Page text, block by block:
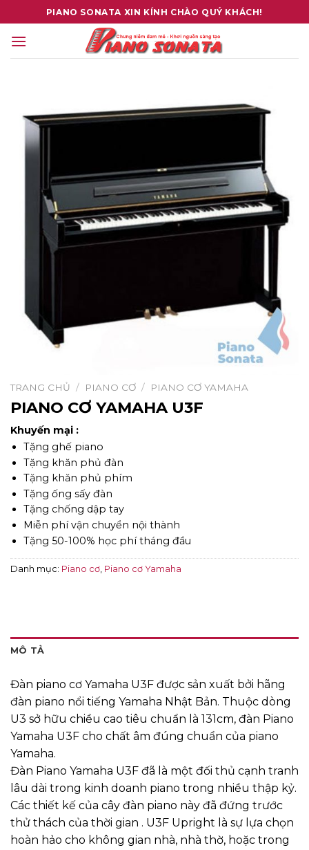
to
content
PIANO SONATA XIN KÍNH CHÀO QUÝ KHÁCH!
TRANG CHỦ / PIANO CƠ / PIANO CƠ YAMAHA
PIANO CƠ YAMAHA U3F
Khuyến mại :
Tặng ghế piano
Tặng khăn phủ đàn
Tặng khăn phủ phím
Tặng ống sấy đàn
Tặng chống dập tay
Miễn phí vận chuyển nội thành
Tặng 50-100% học phí tháng đầu
Danh mục: Piano cơ, Piano cơ Yamaha
MÔ TẢ
Đàn piano cơ Yamaha U3F được sản xuất bởi hãng
đàn piano nổi tiếng Yamaha Nhật Bản. Thuộc dòng
U3 sở hữu chiều cao tiêu chuẩn là 131cm, đàn Piano
Yamaha U3F cho chất âm đúng chuẩn của piano
Yamaha.
Đàn Piano Yamaha U3F đã là một đối thủ cạnh tranh
lâu dài trong kinh doanh piano trong nhiều thập kỷ.
Các thiết kế của cây đàn piano này đã đứng trước
thử thách của thời gian . U3F Upright là sự lựa chọn
hoàn hảo cho không gian nhà, nhà thờ, hoặc trong